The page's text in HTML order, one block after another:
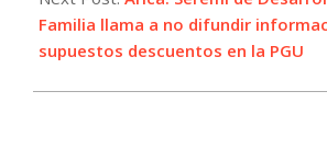
Familia llama a no difundir
supuestos descuentos en la PGU